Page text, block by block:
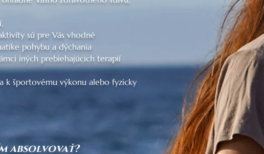
sú pre Vás vhodné
pohybu a dýchania
iných prebiehajúcich terapií
k športovému výkonu alebo fyzicky
absolvovať?